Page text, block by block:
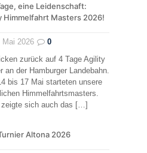
eine Leidenschaft:
Himmelfahrt Masters 2026!
Mai 2026
0
zurück auf 4 Tage Agility
an der Hamburger Landebahn.
bis 17 Mai starteten unsere
Himmelfahrtsmasters.
zeigte sich auch das […]
Altona 2026